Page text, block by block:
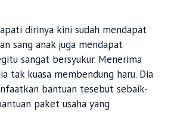
dirinya kini sudah mendapat
sang anak juga mendapat
sangat bersyukur. Menerima
tak kuasa membendung haru. Dia
bantuan tesebut sebaik-
paket usaha yang